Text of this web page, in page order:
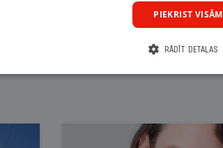
PIEKRIST VISĀM
RĀDĪT DETAĻAS